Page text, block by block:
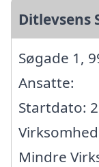
Ditlevsens
Søgade 1,
Ansatte:
Startdato:
Mindre